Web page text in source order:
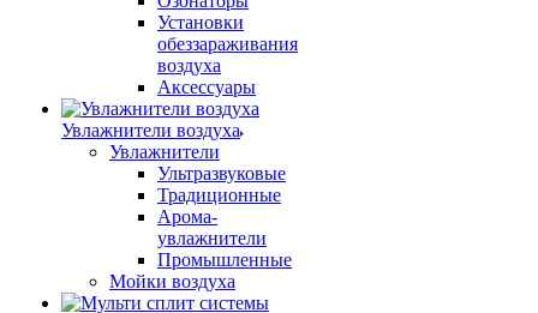
Установки
обеззараживания
воздуха
Аксессуары
Увлажнители воздуха
Увлажнители
Ультразвуковые
Традиционные
Арома-
увлажнители
Промышленные
Мойки воздуха